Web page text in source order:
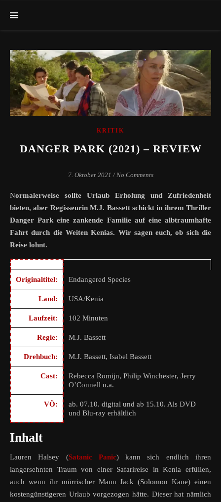
KRITIK
DANGER PARK (2021) – REVIEW
7. Oktober 2021 / No Comments
Normalerweise sollte Urlaub Erholung und Zufriedenheit
bieten, aber Regisseurin M.J. Bassett schickt in ihrem Thriller
Danger Park eine zankende Familie auf eine albtraumhafte
Fahrt durch die Weiten Kenias. Wir sagen euch, ob sich die
Reise lohnt.
Originaltitel: Endangered Species
Land: USA/Kenia
Laufzeit: 102 Minuten
Regie: M.J. Bassett
Drehbuch: M.J. Bassett, Isabel Bassett
Cast:
Rebecca Romijn, Philip Winchester, Jerry
O’Connell u.a.
VÖ:
ab. 07.10. digital und ab 15.10. Als DVD
und Blu-ray erhältlich
Inhalt
Lauren Halsey (Satanic Panic) kann sich endlich ihren
langersehnten Traum von einer Safarireise in Kenia erfüllen,
auch wenn ihr mürrischer Mann Jack (Solomon Kane) einen
kostengünstigeren Urlaub vorgezogen hätte. Dieser hat nämlich